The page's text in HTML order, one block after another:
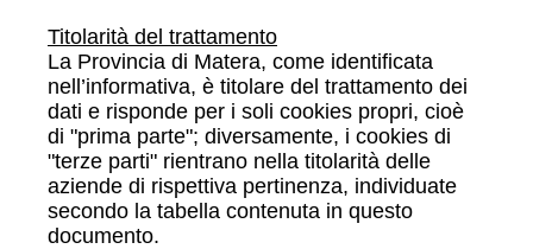
Titolarità del trattamento
La Provincia di Matera, come identificata
nell’informativa, è titolare del trattamento dei
dati e risponde per i soli cookies propri, cioè
di "prima parte"; diversamente, i cookies di
"terze parti" rientrano nella titolarità delle
aziende di rispettiva pertinenza, individuate
secondo la tabella contenuta in questo
documento.